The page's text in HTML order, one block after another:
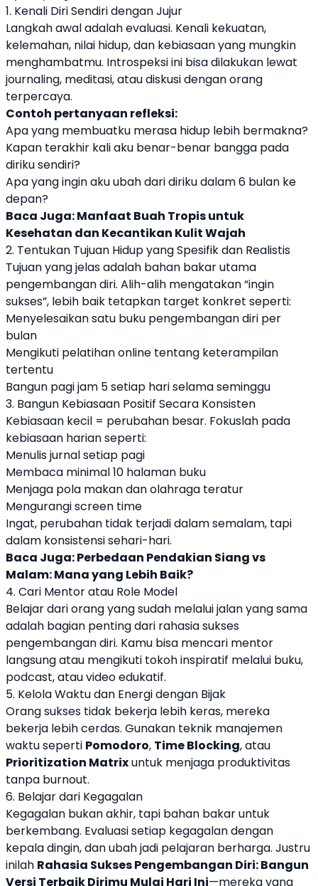
1. Kenali Diri Sendiri dengan Jujur
Langkah awal adalah evaluasi. Kenali kekuatan,
kelemahan, nilai hidup, dan kebiasaan yang mungkin
menghambatmu. Introspeksi ini bisa dilakukan lewat
journaling, meditasi, atau diskusi dengan orang
terpercaya.
Contoh pertanyaan refleksi:
Apa yang membuatku merasa hidup lebih bermakna?
Kapan terakhir kali aku benar-benar bangga pada
diriku sendiri?
Apa yang ingin aku ubah dari diriku dalam 6 bulan ke
depan?
Baca Juga:Manfaat Buah Tropis untuk
Kesehatan dan Kecantikan Kulit Wajah
2. Tentukan Tujuan Hidup yang Spesifik dan Realistis
Tujuan yang jelas adalah bahan bakar utama
pengembangan diri. Alih-alih mengatakan “ingin
sukses”, lebih baik tetapkan target konkret seperti:
Menyelesaikan satu buku pengembangan diri per
bulan
Mengikuti pelatihan online tentang keterampilan
tertentu
Bangun pagi jam 5 setiap hari selama seminggu
3. Bangun Kebiasaan Positif Secara Konsisten
Kebiasaan kecil = perubahan besar. Fokuslah pada
kebiasaan harian seperti:
Menulis jurnal setiap pagi
Membaca minimal 10 halaman buku
Menjaga pola makan dan olahraga teratur
Mengurangi screen time
Ingat, perubahan tidak terjadi dalam semalam, tapi
dalam konsistensi sehari-hari.
Baca Juga:Perbedaan Pendakian Siang vs
Malam: Mana yang Lebih Baik?
4. Cari Mentor atau Role Model
Belajar dari orang yang sudah melalui jalan yang sama
adalah bagian penting dari rahasia sukses
pengembangan diri. Kamu bisa mencari mentor
langsung atau mengikuti tokoh inspiratif melalui buku,
podcast, atau video edukatif.
5. Kelola Waktu dan Energi dengan Bijak
Orang sukses tidak bekerja lebih keras, mereka
bekerja lebih cerdas. Gunakan teknik manajemen
waktu seperti Pomodoro, Time Blocking, atau
Prioritization Matrixuntuk menjaga produktivitas
tanpa burnout.
6. Belajar dari Kegagalan
Kegagalan bukan akhir, tapi bahan bakar untuk
berkembang. Evaluasi setiap kegagalan dengan
kepala dingin, dan ubah jadi pelajaran berharga. Justru
inilah Rahasia Sukses Pengembangan Diri: Bangun
Versi Terbaik Dirimu Mulai Hari Ini—mereka yang